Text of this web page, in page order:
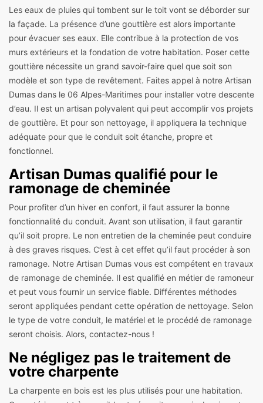
Les eaux de pluies qui tombent sur le toit vont se déborder sur
la façade. La présence d’une gouttière est alors importante
pour évacuer ses eaux. Elle contribue à la protection de vos
murs extérieurs et la fondation de votre habitation. Poser cette
gouttière nécessite un grand savoir-faire quel que soit son
modèle et son type de revêtement. Faites appel à notre Artisan
Dumas dans le 06 Alpes-Maritimes pour installer votre descente
d’eau. Il est un artisan polyvalent qui peut accomplir vos projets
de gouttière. Et pour son nettoyage, il appliquera la technique
adéquate pour que le conduit soit étanche, propre et
fonctionnel.
Artisan Dumas qualifié pour le
ramonage de cheminée
Pour profiter d’un hiver en confort, il faut assurer la bonne
fonctionnalité du conduit. Avant son utilisation, il faut garantir
qu’il soit propre. Le non entretien de la cheminée peut conduire
à des graves risques. C’est à cet effet qu’il faut procéder à son
ramonage. Notre Artisan Dumas vous est compétent en travaux
de ramonage de cheminée. Il est qualifié en métier de ramoneur
et peut vous fournir un service fiable. Différentes méthodes
seront appliquées pendant cette opération de nettoyage. Selon
le type de votre conduit, le matériel et le procédé de ramonage
seront choisis. Alors, contactez-nous !
Ne négligez pas le traitement de
votre charpente
La charpente en bois est les plus utilisés pour une habitation.